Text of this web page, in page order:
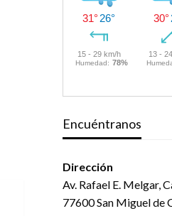
Encuéntranos
Dirección
Av. Rafael E. Melgar,
77600 San Miguel de